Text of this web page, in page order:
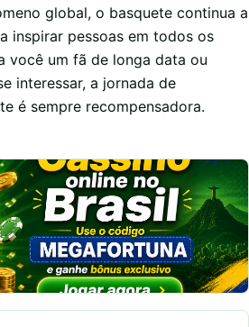
global, o basquete continua a
inspirar pessoas em todos os
você um fã de longa data ou
interessar, a jornada de
é sempre recompensadora.